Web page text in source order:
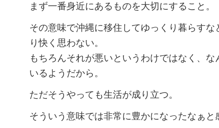
まず一番身近にあるものを大切にすること。
その意味で沖縄に移住してゆっくり暮らすな
り快く思わない。
もちろんそれが悪いというわけではなく、
いるようだから。
ただそうやっても生活が成り立つ。
そういう意味では非常に豊かになったなぁと